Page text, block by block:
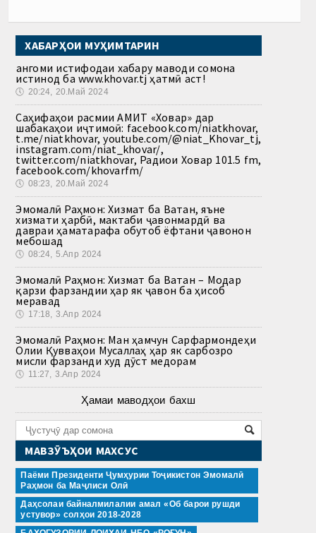
ХАБАРҲОИ МУҲИМТАРИН
Ҳангоми истифодаи хабару маводи сомона
истинод ба www.khovar.tj ҳатмӣ аст!
🕔 20:24, 20.Май 2024
Саҳифаҳои расмии АМИТ «Ховар» дар
шабакаҳои иҷтимоӣ: facebook.com/niatkhovar,
t.me/niatkhovar, youtube.com/@niat_Khovar_tj,
instagram.com/niat_khovar/,
twitter.com/niatkhovar, Радиои Ховар 101.5 fm,
facebook.com/khovarfm/
🕔 08:23, 20.Май 2024
Эмомалӣ Раҳмон: Хизмат ба Ватан, яъне
хизмати ҳарбӣ, мактаби ҷавонмардӣ ва
давраи ҳаматарафа обутоб ёфтани ҷавонон
мебошад
🕔 08:24, 5.Апр 2024
Эмомалӣ Раҳмон: Хизмат ба Ватан – Модар
қарзи фарзандии ҳар як ҷавон ба ҳисоб
меравад
🕔 17:18, 3.Апр 2024
Эмомалӣ Раҳмон: Ман ҳамчун Сарфармондеҳи
Олии Қувваҳои Мусаллаҳ ҳар як сарбозро
мисли фарзанди худ дӯст медорам
🕔 11:27, 3.Апр 2024
Ҳамаи маводҳои бахш
МАВЗӮЪҲОИ МАХСУС
Паёми Президенти Ҷумҳурии Тоҷикистон Эмомалӣ
Раҳмон ба Маҷлиси Олӣ
Даҳсолаи байналмилалии амал «Об барои рушди
устувор» солҳои 2018-2028